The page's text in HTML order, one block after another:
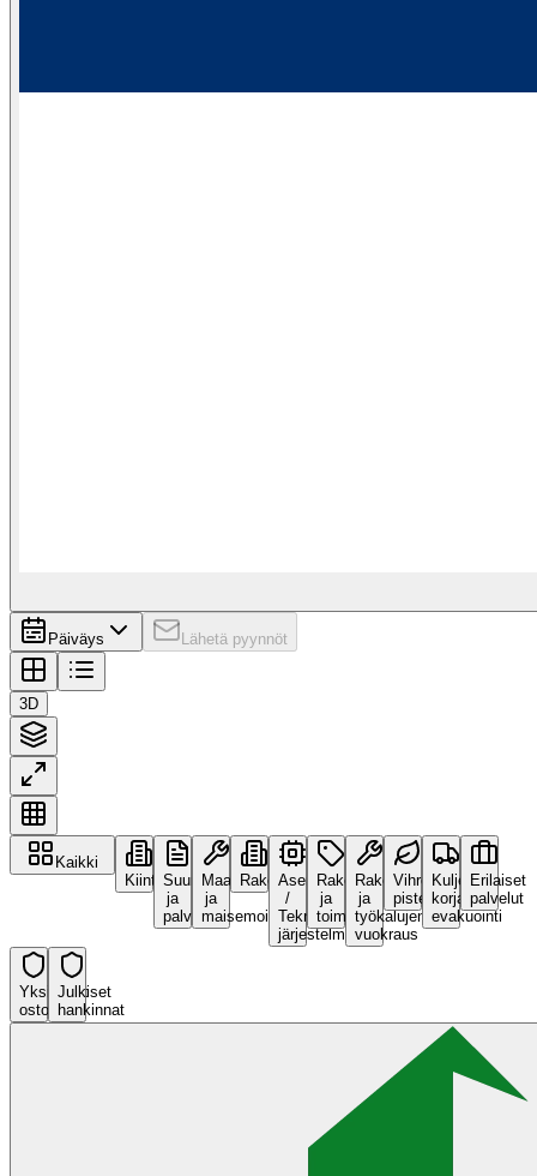
Päiväys Lähetä pyynnöt
3D
Kaikki
KiinteistöSuunnittelu
ja
palvelut
Maanrakennustyöt
ja
maisemointi
Rakennuspalvelut
Asennukset
/
Tekniset
järjestelmät
Rakennusmateriaalit
ja
toimittajat
Rakennuskoneiden
ja
työkalujen
vuokraus
Vihreä
piste
Kuljetus,
korjaus,
evakuointi
Erilaiset
palvelut
Yksityiset
ostot
Julkiset
hankinnat